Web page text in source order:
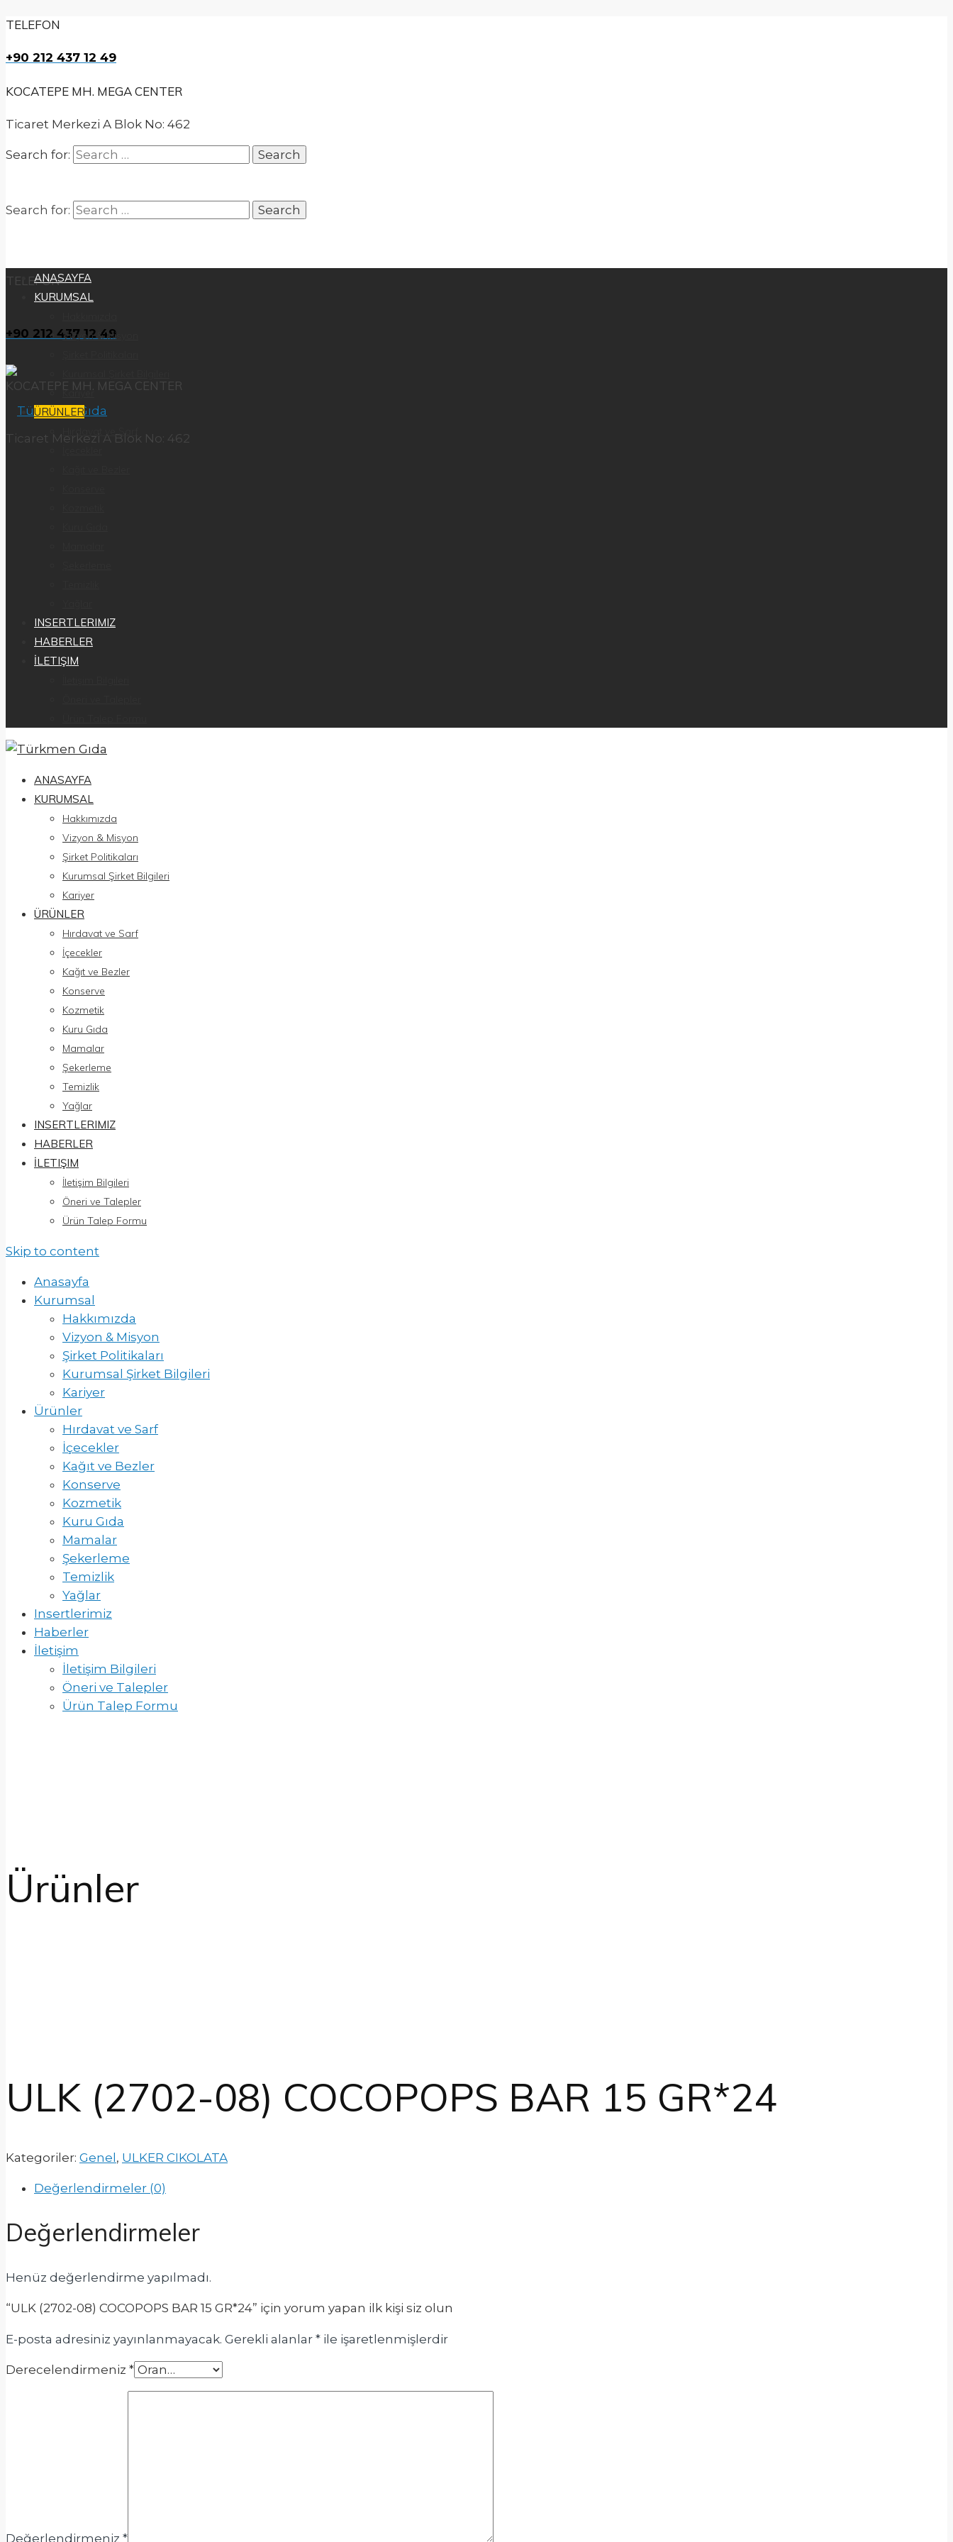
TELEFON
+90 212 437 12 49
KOCATEPE MH. MEGA CENTER
Ticaret Merkezi A Blok No: 462
Search for:
Search for:
TELEFON
+90 212 437 12 49
KOCATEPE MH. MEGA CENTER
Ticaret Merkezi A Blok No: 462
ANASAYFA
KURUMSAL
Vizyon & Misyon
Kariyer
ÜRÜNLER
Hırdavat ve Sarf
INSERTLERIMIZ
HABERLER
İLETIŞIM
ANASAYFA
KURUMSAL
Hakkımızda
Vizyon & Misyon
Şirket Politikaları
Kurumsal Şirket Bilgileri
Kariyer
ÜRÜNLER
Hırdavat ve Sarf
İçecekler
Kağıt ve Bezler
Konserve
Kozmetik
Kuru Gıda
Mamalar
Şekerleme
Temizlik
Yağlar
INSERTLERIMIZ
HABERLER
İLETIŞIM
İletişim Bilgileri
Öneri ve Talepler
Ürün Talep Formu
Skip to content
Anasayfa
Kurumsal
Hakkımızda
Vizyon & Misyon
Şirket Politikaları
Kurumsal Şirket Bilgileri
Kariyer
Ürünler
Hırdavat ve Sarf
İçecekler
Kağıt ve Bezler
Konserve
Kozmetik
Kuru Gıda
Mamalar
Şekerleme
Temizlik
Yağlar
Insertlerimiz
Haberler
İletişim
İletişim Bilgileri
Öneri ve Talepler
Ürün Talep Formu
Ürünler
ULK (2702-08) COCOPOPS BAR 15 GR*24
Kategoriler: Genel, ULKER CIKOLATA
Değerlendirmeler (0)
Değerlendirmeler
Henüz değerlendirme yapılmadı.
“ULK (2702-08) COCOPOPS BAR 15 GR*24” için yorum yapan ilk kişi siz olun
E-posta adresiniz yayınlanmayacak. Gerekli alanlar * ile işaretlenmişlerdir
Derecelendirmeniz *
Değerlendirmeniz *